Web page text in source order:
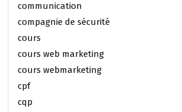
communication
compagnie de sécurité
cours
cours web marketing
cours webmarketing
cpf
cqp